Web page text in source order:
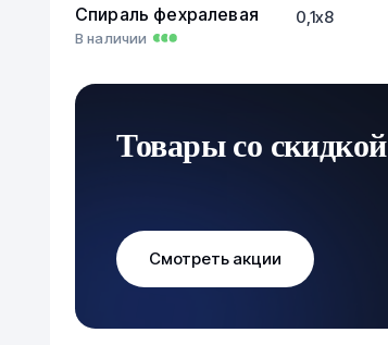
Спираль фехралевая
В наличии
0,1х8
Товары со скидкой
Смотреть акции